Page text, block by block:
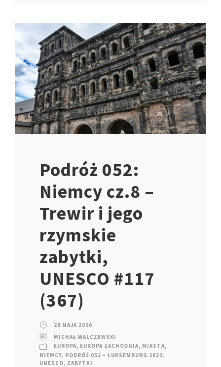
Podróż 052:
Niemcy cz.8 –
Trewir i jego
rzymskie
zabytki,
UNESCO #117
(367)
29 MAJA 2026
MICHAŁ WALCZEWSKI
EUROPA, EUROPA ZACHODNIA, MIASTA,
NIEMCY, PODRÓŻ 052 – LUKSEMBURG 2022,
UNESCO, ZABYTKI